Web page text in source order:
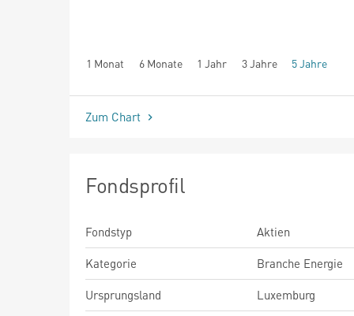
1 Monat 6 Monate 1 Jahr 3 Jahre 5 Jahre
seit Beginn
Zum Chart
Fondsprofil
Fondstyp
Aktien
Kategorie
Branche Energie
Ursprungsland
Luxemburg